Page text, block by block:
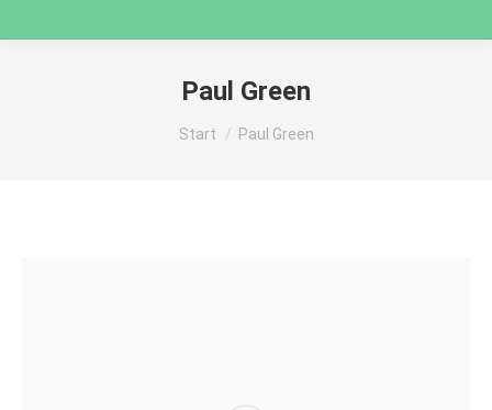
Paul Green
Sie befinden sich hier:
Start Paul Green